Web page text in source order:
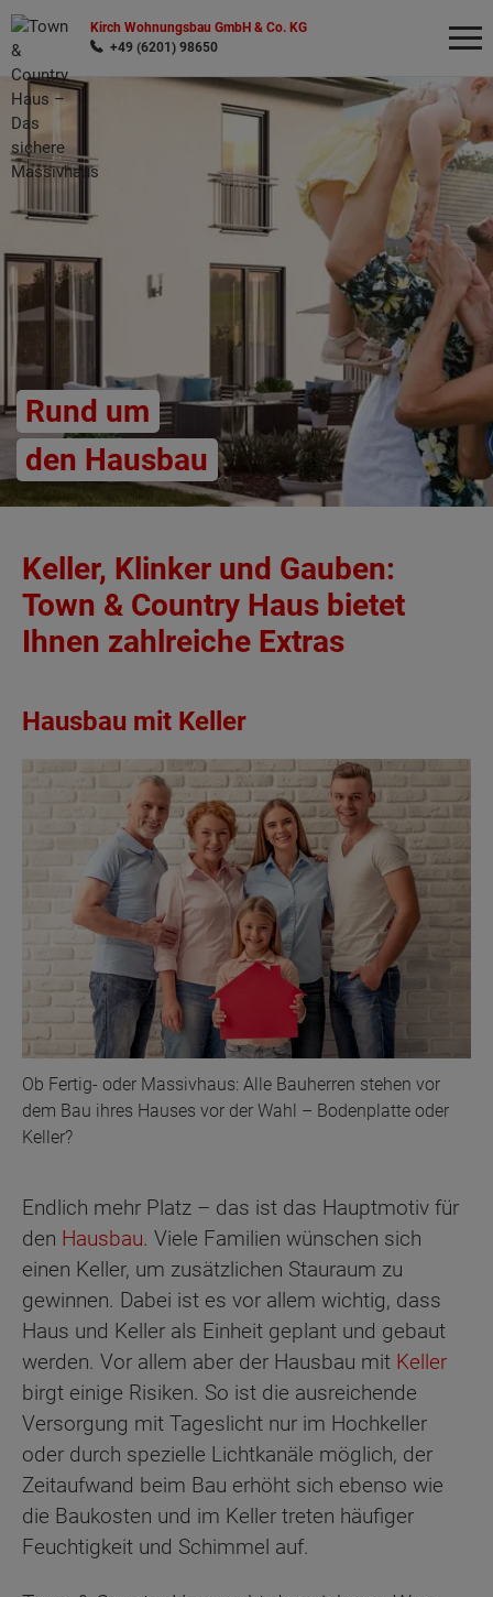
Kirch Wohnungsbau GmbH & Co. KG
+49 (6201) 98650
Rund um
den Hausbau
Keller, Klinker und Gauben:
Town & Country Haus bietet
Ihnen zahlreiche Extras
Hausbau mit Keller
Ob Fertig- oder Massivhaus: Alle Bauherren stehen vor
dem Bau ihres Hauses vor der Wahl – Bodenplatte oder
Keller?
Endlich mehr Platz – das ist das Hauptmotiv für
den Hausbau. Viele Familien wünschen sich
einen Keller, um zusätzlichen Stauraum zu
gewinnen. Dabei ist es vor allem wichtig, dass
Haus und Keller als Einheit geplant und gebaut
werden. Vor allem aber der Hausbau mit Keller
birgt einige Risiken. So ist die ausreichende
Versorgung mit Tageslicht nur im Hochkeller
oder durch spezielle Lichtkanäle möglich, der
Zeitaufwand beim Bau erhöht sich ebenso wie
die Baukosten und im Keller treten häufiger
Feuchtigkeit und Schimmel auf.
Wonach möchten Sie suchen?